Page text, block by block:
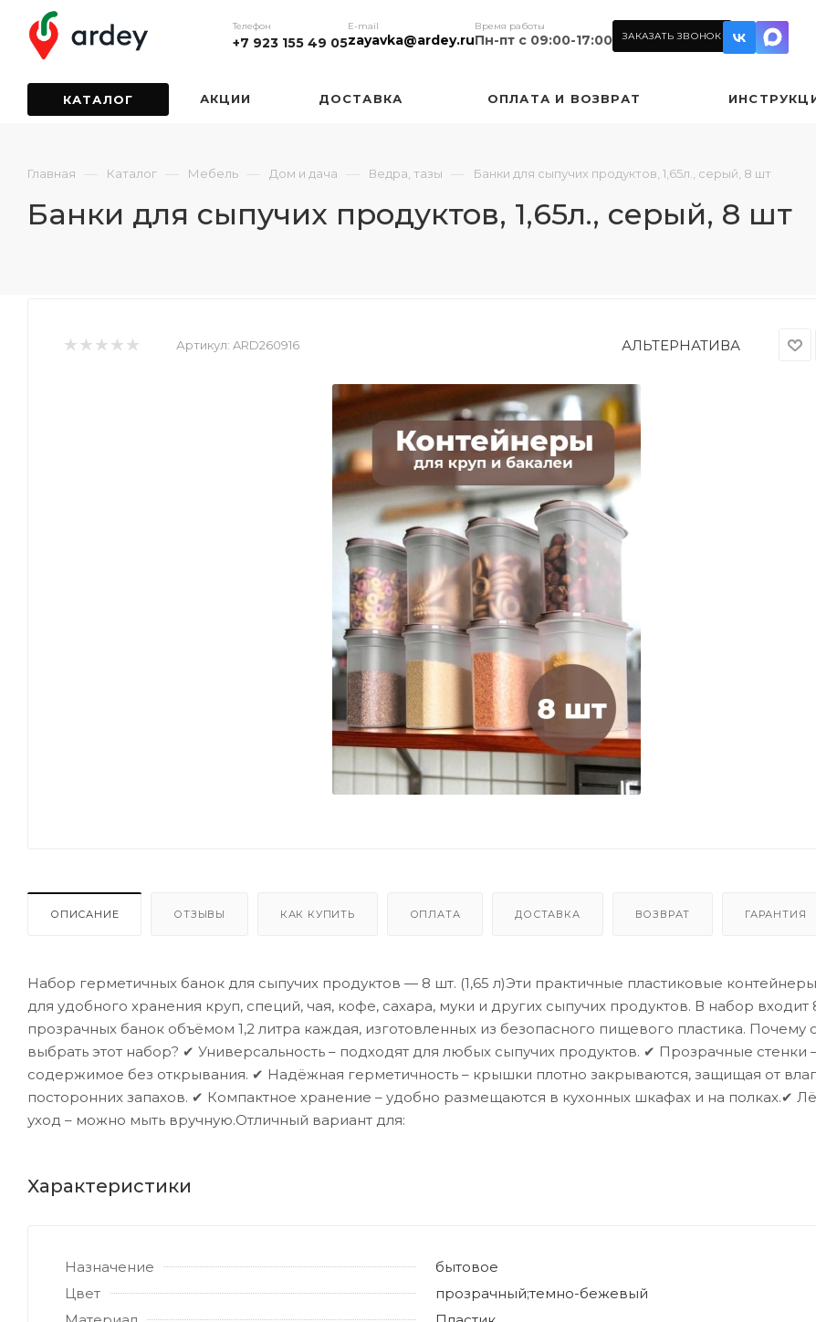
Телефон
+7 923 155 49 05
E-mail
zayavka@ardey.ru
Время работы
Пн-пт с 09:00-17:00 ЗАКАЗАТЬ ЗВОНОК
КАТАЛОГ АКЦИИ ДОСТАВКА ОПЛАТА И ВОЗВРАТ
Главная — Каталог — Мебель — Дом и дача — Ведра, тазы — Банки для сыпучих продуктов, 1,65л., серый, 8 шт
Банки для сыпучих продуктов, 1,65л., серый, 8 шт
Артикул: ARD260916 АЛЬТЕРНАТИВА
ОПИСАНИЕ ОТЗЫВЫ КАК КУПИТЬ ОПЛАТА ДОСТАВКА ВОЗВРАТ ГАРАНТИЯ
Набор герметичных банок для сыпучих продуктов — 8 шт. (1,65 л)Эти практичные пластиковые
для удобного хранения круп, специй, чая, кофе, сахара, муки и других сыпучих продуктов. В набор входит
прозрачных банок объёмом 1,2 литра каждая, изготовленных из безопасного пищевого пластика. Почему
выбрать этот набор? ✔ Универсальность – подходят для любых сыпучих продуктов. ✔ Прозрачные стенки
содержимое без открывания. ✔ Надёжная герметичность – крышки плотно закрываются, защищая от
посторонних запахов. ✔ Компактное хранение – удобно размещаются в кухонных шкафах и на полках.✔
уход – можно мыть вручную.Отличный вариант для:
Характеристики
Назначение
бытовое
Цвет
прозрачный;темно-бежевый